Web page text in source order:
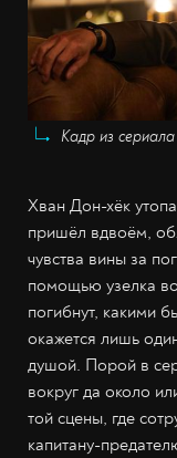
Кадр из
Хван Дон-хёк
пришёл вдвоём,
чувства вины за
помощью узелка
погибнут, какими
окажется лишь
душой. Порой в
вокруг да около
той сцены, где
капитану-